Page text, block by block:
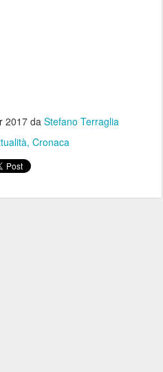
2017da Stefano Terraglia
Cronaca